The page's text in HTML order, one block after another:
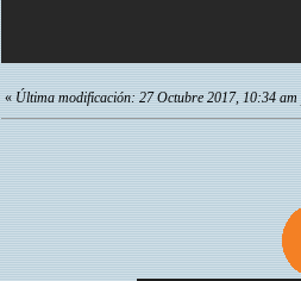
« Última modificación: 27 Octubre 2017, 10:34